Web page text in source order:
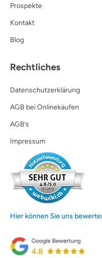
Prospekte
Kontakt
Blog
Rechtliches
Datenschutzerklärung
AGB bei Onlinekäufen
AGB’s
Impressum
Hier können Sie uns